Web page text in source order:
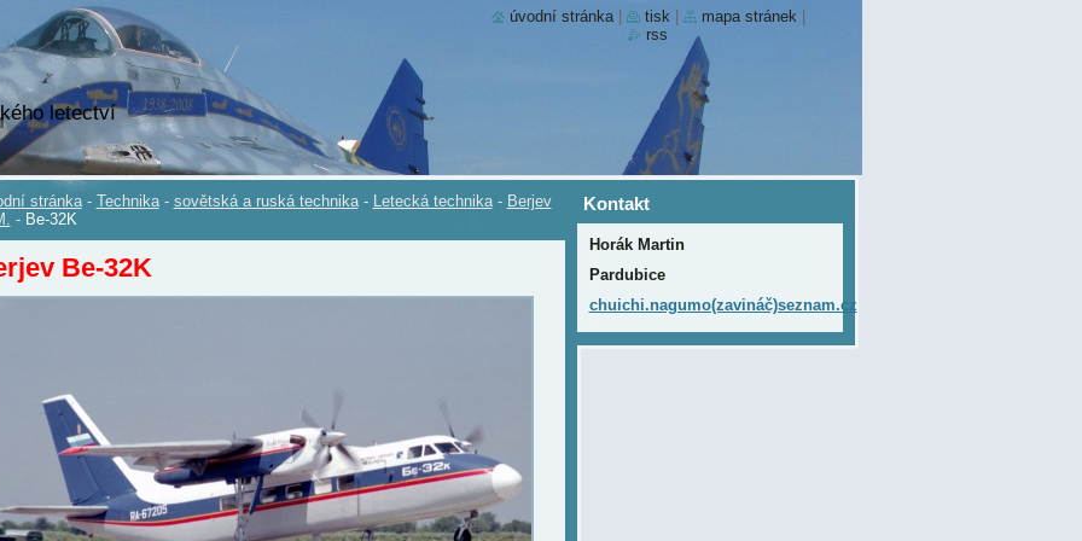
letectví
stránka - Technika - sovětská a ruská technika - Letecká technika - Berjev
- Be-32K
Be-32K
Kontakt
Horák Martin
Pardubice
chuichi.nagumo(zavináč)seznam.cz
úvodní stránka tisk mapa stránek
rss